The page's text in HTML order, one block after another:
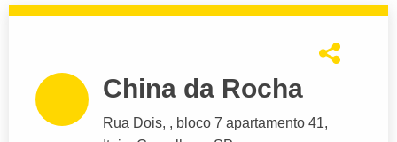
China da Rocha
Rua Dois, , bloco 7 apartamento 41,